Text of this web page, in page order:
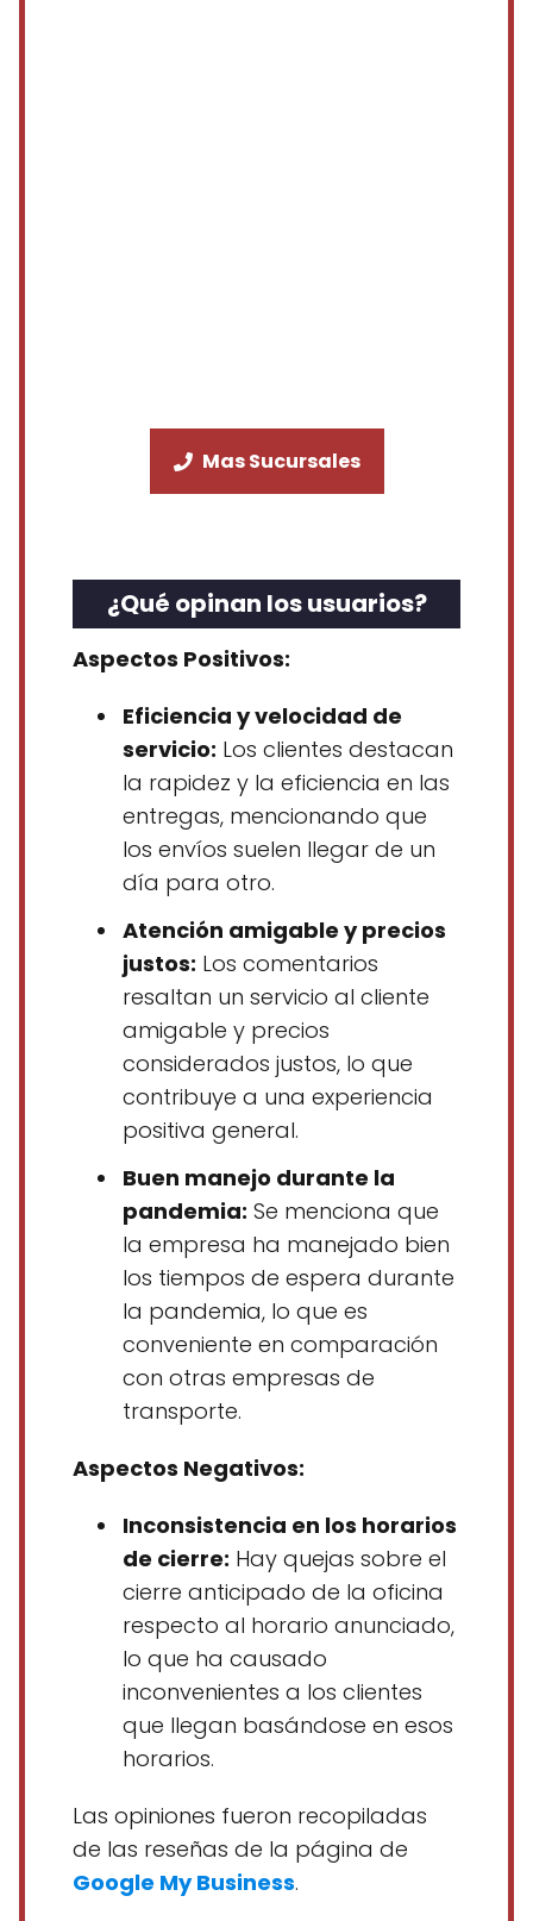
Mas Sucursales
¿Qué opinan los usuarios?
Aspectos Positivos:
Eficiencia y velocidad de
servicio: Los clientes destacan
la rapidez y la eficiencia en las
entregas, mencionando que
los envíos suelen llegar de un
día para otro.
Atención amigable y precios
justos: Los comentarios
resaltan un servicio al cliente
amigable y precios
considerados justos, lo que
contribuye a una experiencia
positiva general.
Buen manejo durante la
pandemia: Se menciona que
la empresa ha manejado bien
los tiempos de espera durante
la pandemia, lo que es
conveniente en comparación
con otras empresas de
transporte.
Aspectos Negativos:
Inconsistencia en los horarios
de cierre: Hay quejas sobre el
cierre anticipado de la oficina
respecto al horario anunciado,
lo que ha causado
inconvenientes a los clientes
que llegan basándose en esos
horarios.
Las opiniones fueron recopiladas
de las reseñas de la página de
Google My Business.